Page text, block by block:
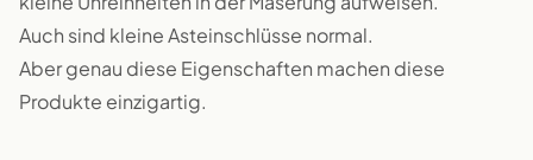
Auch sind kleine Asteinschlüsse normal.
Aber genau diese Eigenschaften machen diese
Produkte einzigartig.